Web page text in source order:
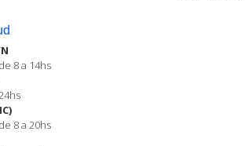
8 a 14hs
8 a 20hs